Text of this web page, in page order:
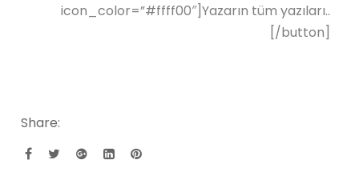
icon_color=”#ffff00″]Yazarın tüm yazıları..
[/button]
Share: